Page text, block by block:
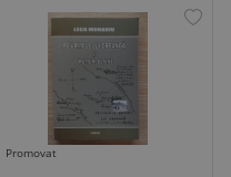
Promovat